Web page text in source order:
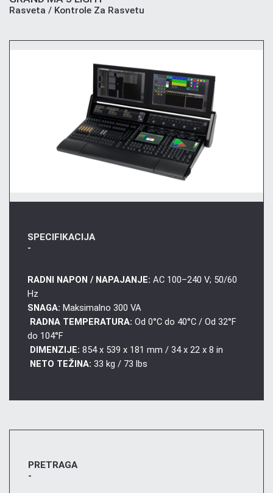
Rasveta / Kontrole Za Rasvetu
SPECIFIKACIJA
-
RADNI NAPON / NAPAJANJE: AC 100–240 V; 50/60
Hz
SNAGA: Maksimalno 300 VA
RADNA TEMPERATURA: Od 0°C do 40°C / Od 32°F
do 104°F
DIMENZIJE: 854 x 539 x 181 mm / 34 x 22 x 8 in
NETO TEŽINA: 33 kg / 73 lbs
PRETRAGA
-